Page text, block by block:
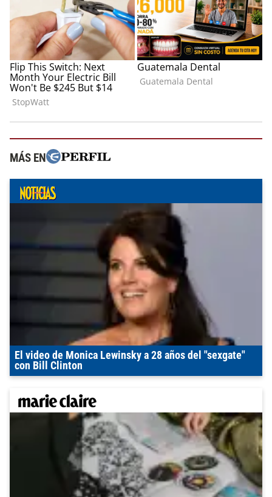
MÁS EN
El video de Monica Lewinsky a 28 años del "sexgate"
con Bill Clinton